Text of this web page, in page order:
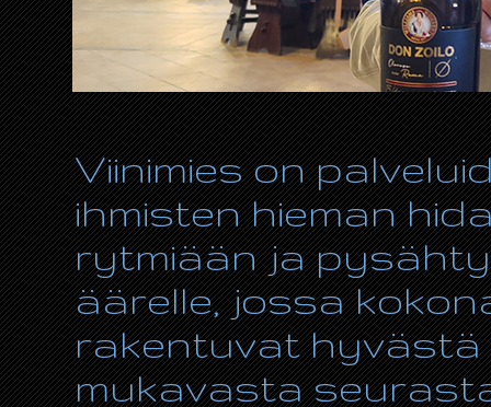
Viinimies on
ihmisten hieman
rytmiään ja
äärelle, jossa
rakentuvat hyvästä
mukavasta